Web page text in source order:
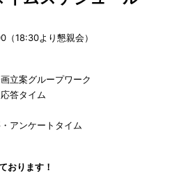
18:30より懇親会）
立案グループワーク
答タイム
アンケートタイム
おります！